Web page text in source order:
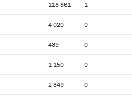
118 861 1
4 020 0
439 0
1 150 0
2 849 0